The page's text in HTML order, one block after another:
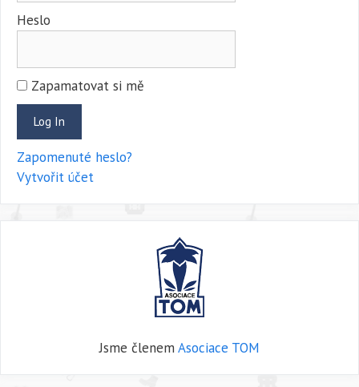
Heslo
Zapamatovat si mě
Zapomenuté heslo?
Vytvořit účet
Jsme členem Asociace TOM